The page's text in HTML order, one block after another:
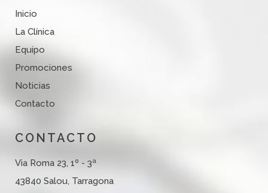
Inicio
La Clínica
Equipo
Promociones
Noticias
Contacto
CONTACTO
Via Roma 23, 1º - 3ª
43840 Salou, Tarragona